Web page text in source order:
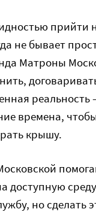
прийти
не бывает
Матроны
времена,
крышу.
доступную
но сделать